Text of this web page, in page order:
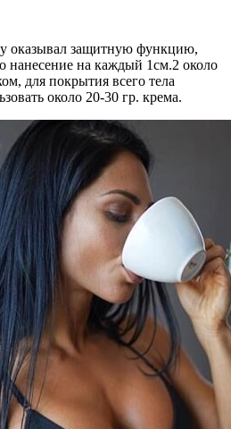
оказывал защитную функцию,
нанесение на каждый 1см.2 около
для покрытия всего тела
около 20-30 гр. крема.